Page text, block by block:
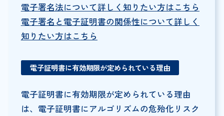
電子署名法について詳しく知りたい方はこちら
電子署名と電子証明書の関係性について詳しく
知りたい方はこちら
電子証明書に有効期限が定められている理由
電子証明書に有効期限が定められている理由
は、電子証明書にアルゴリズムの危殆化リスク